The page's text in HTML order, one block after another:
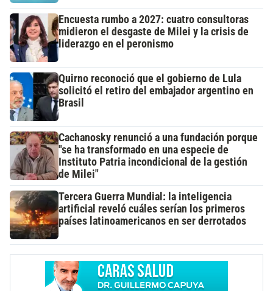
Encuesta rumbo a 2027: cuatro consultoras
midieron el desgaste de Milei y la crisis de
liderazgo en el peronismo
Quirno reconoció que el gobierno de Lula
solicitó el retiro del embajador argentino en
Brasil
Cachanosky renunció a una fundación porque
"se ha transformado en una especie de
Instituto Patria incondicional de la gestión
de Milei"
Tercera Guerra Mundial: la inteligencia
artificial reveló cuáles serían los primeros
países latinoamericanos en ser derrotados